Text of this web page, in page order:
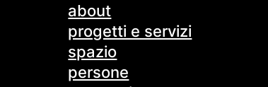
about
progetti e servizi
spazio
persone